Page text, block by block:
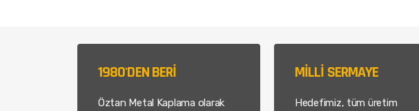
1980'DEN BERİ
Öztan Metal Kaplama olarak
MİLLİ SERMAYE
Hedefimiz, tüm üretim